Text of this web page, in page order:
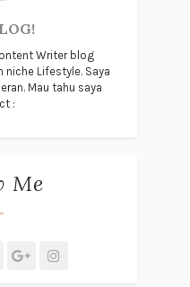
Writer blog
niche Lifestyle. Saya
Mau tahu saya
:
Me